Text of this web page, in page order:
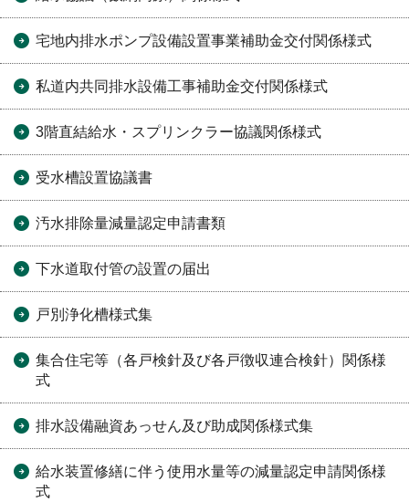
宅地内排水ポンプ設備設置事業補助金交付関係様式
私道内共同排水設備工事補助金交付関係様式
3階直結給水・スプリンクラー協議関係様式
受水槽設置協議書
汚水排除量減量認定申請書類
下水道取付管の設置の届出
戸別浄化槽様式集
集合住宅等（各戸検針及び各戸徴収連合検針）関係様
式
排水設備融資あっせん及び助成関係様式集
給水装置修繕に伴う使用水量等の減量認定申請関係様
式